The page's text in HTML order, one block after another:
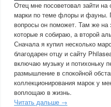
Отец мне посоветовал зайти на
марки по теме флоры и фауны.
вопросы он поможет. Там же на
которые я собираю, а второй
Сначала я купил несколько
благодарен отцу и сайту
включаю музыку и потихоньку
размышление в спокойной
коллекционирования марок у
воплощаю в жизнь.
Читать дальше →